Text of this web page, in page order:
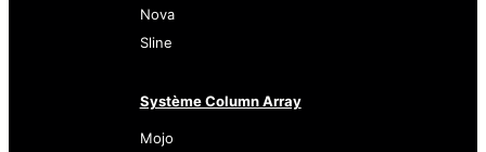
Nova
Sline
Système Column Array
Mojo